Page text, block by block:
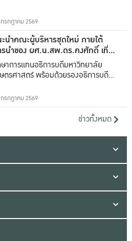
รกฎาคม 2569
นำคณะผู้บริหารชุดใหม่ ภายใต้
นำของ ผศ.น.สพ.ดร.คงศักดิ์ เที่ยง
ม
าการแทนอธิการบดีมหาวิทยาลัย
ตรศาสตร์ พร้อมด้วยรองอธิการบดีทั้ง
รกฎาคม 2569
ข่าวทั้งหมด